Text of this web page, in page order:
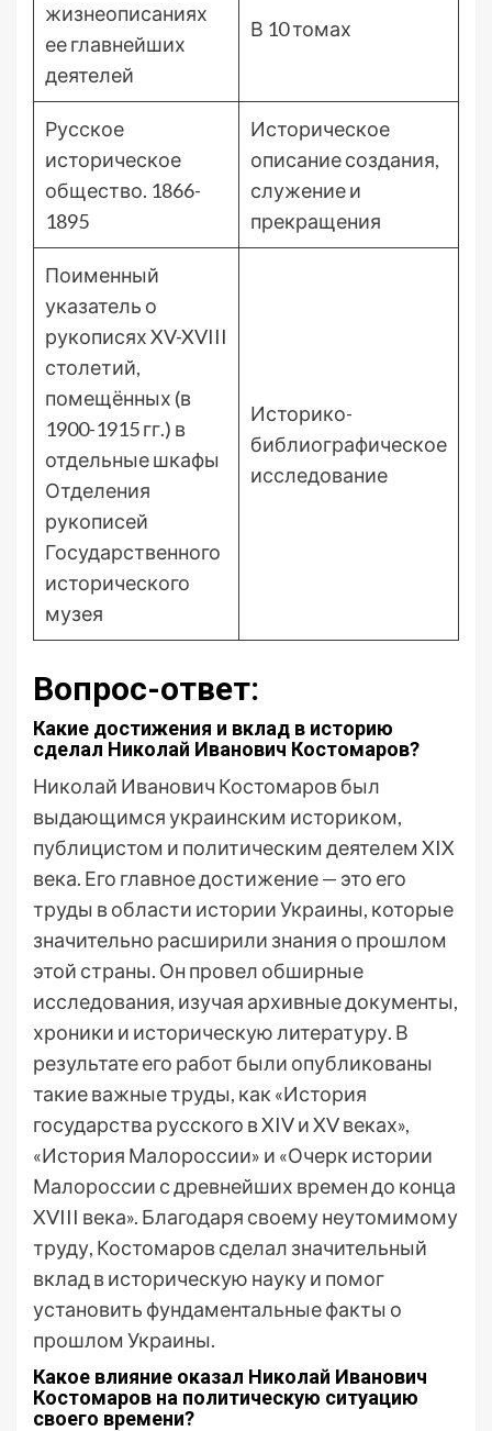
жизнеописаниях
ее главнейших
деятелей
В 10 томах
Русское
историческое
общество. 1866-
1895
Историческое
описание создания,
служение и
прекращения
Поименный
указатель о
рукописях XV-XVIII
столетий,
помещённых (в
1900-1915 гг.) в
отдельные шкафы
Отделения
рукописей
Государственного
исторического
музея
Историко-
библиографическое
исследование
Вопрос-ответ:
Какие достижения и вклад в историю
сделал Николай Иванович Костомаров?
Николай Иванович Костомаров был
выдающимся украинским историком,
публицистом и политическим деятелем XIX
века. Его главное достижение — это его
труды в области истории Украины, которые
значительно расширили знания о прошлом
этой страны. Он провел обширные
исследования, изучая архивные документы,
хроники и историческую литературу. В
результате его работ были опубликованы
такие важные труды, как «История
государства русского в XIV и XV веках»,
«История Малороссии» и «Очерк истории
Малороссии с древнейших времен до конца
XVIII века». Благодаря своему неутомимому
труду, Костомаров сделал значительный
вклад в историческую науку и помог
установить фундаментальные факты о
прошлом Украины.
Какое влияние оказал Николай Иванович
Костомаров на политическую ситуацию
своего времени?